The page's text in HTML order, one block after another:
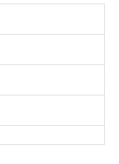
登録されました。詳
件情報が登録されま